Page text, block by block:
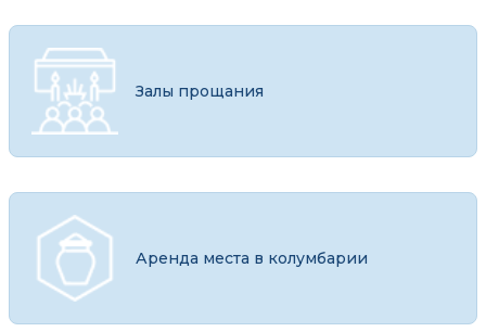
Залы прощания
Аренда места в колумбарии